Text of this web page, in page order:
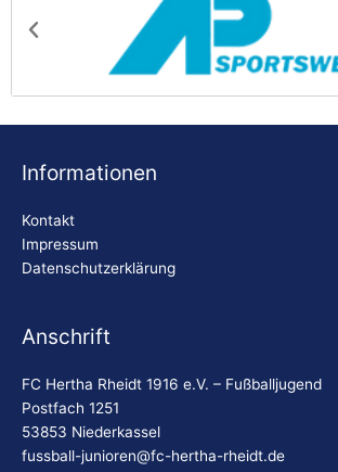
AP Sportswear
Informationen
Kontakt
Impressum
Datenschutzerklärung
Anschrift
FC Hertha Rheidt 1916 e.V. – Fußballjugend
Postfach 1251
53853 Niederkassel
fussball-junioren@fc-hertha-rheidt.de